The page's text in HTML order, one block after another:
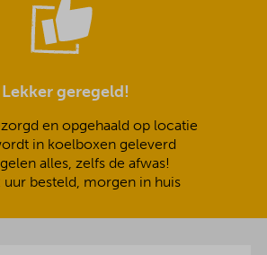
Lekker geregeld!
en opgehaald op locatie
in koelboxen geleverd
alles, zelfs de afwas!
uur besteld, morgen in huis